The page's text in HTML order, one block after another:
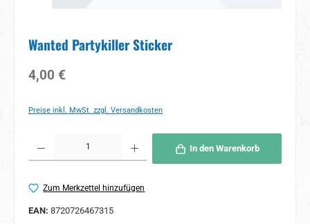
Wanted Partykiller Sticker
Regulärer Preis:
4,00 €
Preise inkl. MwSt. zzgl. Versandkosten
In den Warenkorb
Zum Merkzettel hinzufügen
EAN: 8720726467315